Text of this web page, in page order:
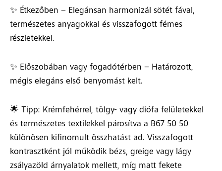
✨ Étkezőben – Elegánsan harmonizál sötét fával,
természetes anyagokkal és visszafogott fémes
részletekkel.
✨ Előszobában vagy fogadótérben – Határozott,
mégis elegáns első benyomást kelt.
🌟 Tipp: Krémfehérrel, tölgy- vagy diófa felületekkel
és természetes textilekkel párosítva a B67 50 50
különösen kifinomult összhatást ad. Visszafogott
kontrasztként jól működik bézs, greige vagy lágy
zsályazöld árnyalatok mellett, míg matt fekete